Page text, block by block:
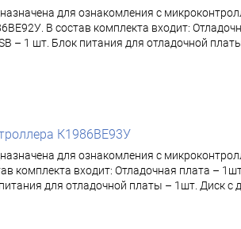
для ознакомления с
В состав комплекта входит:
– 1 шт. Блок питания для отладочной
К1986ВЕ93У
для ознакомления с
комплекта входит: Отладочная плата –
для отладочной платы – 1шт. Диск